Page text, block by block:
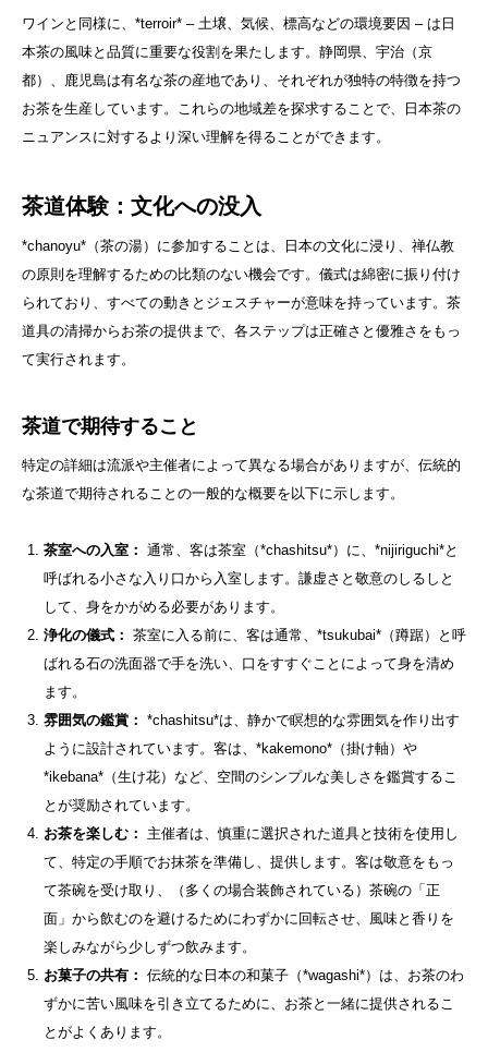
ワインと同様に、*terroir* – 土壌、気候、標高などの環境要因 – は日
本茶の風味と品質に重要な役割を果たします。静岡県、宇治（京
都）、鹿児島は有名な茶の産地であり、それぞれが独特の特徴を持つ
お茶を生産しています。これらの地域差を探求することで、日本茶の
ニュアンスに対するより深い理解を得ることができます。
茶道体験：文化への没入
*chanoyu*（茶の湯）に参加することは、日本の文化に浸り、禅仏教
の原則を理解するための比類のない機会です。儀式は綿密に振り付け
られており、すべての動きとジェスチャーが意味を持っています。茶
道具の清掃からお茶の提供まで、各ステップは正確さと優雅さをもっ
て実行されます。
茶道で期待すること
特定の詳細は流派や主催者によって異なる場合がありますが、伝統的
な茶道で期待されることの一般的な概要を以下に示します。
茶室への入室： 通常、客は茶室（*chashitsu*）に、*nijiriguchi*と
呼ばれる小さな入り口から入室します。謙虚さと敬意のしるしと
して、身をかがめる必要があります。
浄化の儀式： 茶室に入る前に、客は通常、*tsukubai*（蹲踞）と呼
ばれる石の洗面器で手を洗い、口をすすぐことによって身を清め
ます。
雰囲気の鑑賞： *chashitsu*は、静かで瞑想的な雰囲気を作り出す
ように設計されています。客は、*kakemono*（掛け軸）や
*ikebana*（生け花）など、空間のシンプルな美しさを鑑賞するこ
とが奨励されています。
お茶を楽しむ：
主催者は、慎重に選択された道具と技術を使用し
て、特定の手順でお抹茶を準備し、提供します。客は敬意をもっ
て茶碗を受け取り、（多くの場合装飾されている）茶碗の「正
面」から飲むのを避けるためにわずかに回転させ、風味と香りを
楽しみながら少しずつ飲みます。
お菓子の共有： 伝統的な日本の和菓子（*wagashi*）は、お茶のわ
ずかに苦い風味を引き立てるために、お茶と一緒に提供されるこ
とがよくあります。